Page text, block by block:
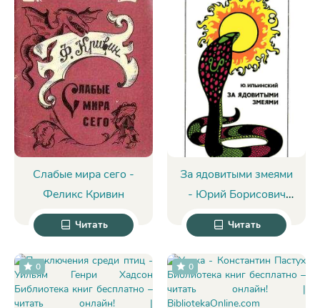
Слабые мира сего -
Феликс Кривин
Читать
За ядовитыми змеями
- Юрий Борисович
Ильинский
Читать
0 0